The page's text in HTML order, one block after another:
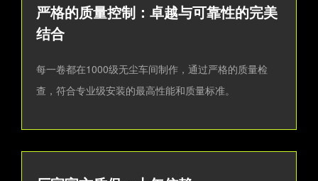
严格的质量控制：卓越与可靠性的完美
结合
每一卷都在1000级无尘车间制作，通过严格的质量检
查，符合专业级安装的最高性能和质量标准。